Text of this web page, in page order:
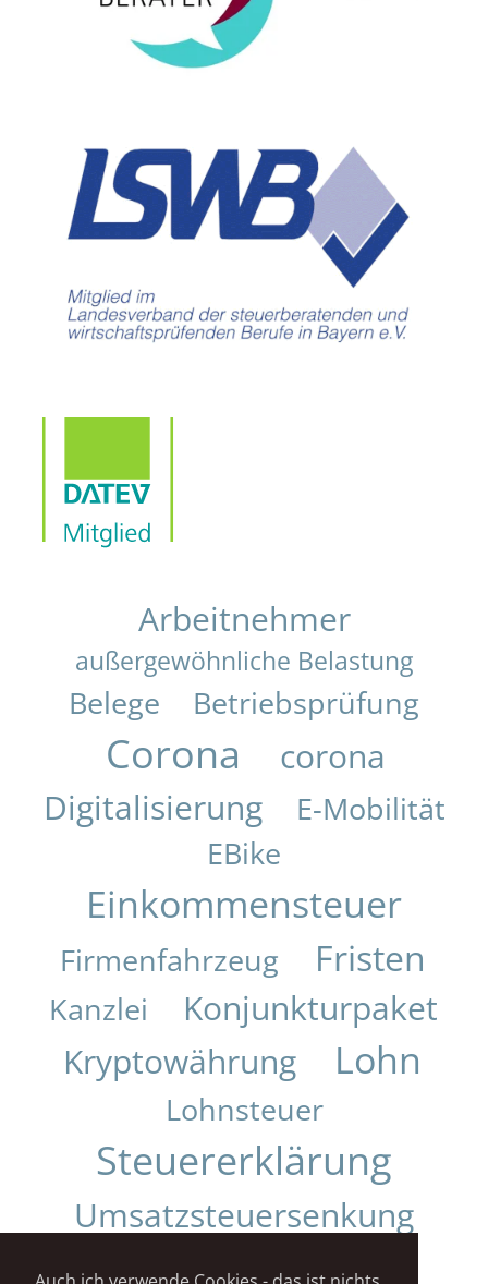
Arbeitnehmer
außergewöhnliche Belastung
Belege Betriebsprüfung
Corona
corona
Digitalisierung
E-Mobilität
EBike
Einkommensteuer
Firmenfahrzeug Fristen
Kanzlei
Konjunkturpaket
Kryptowährung
Lohn
Lohnsteuer
Steuererklärung
Umsatzsteuersenkung
Urteil